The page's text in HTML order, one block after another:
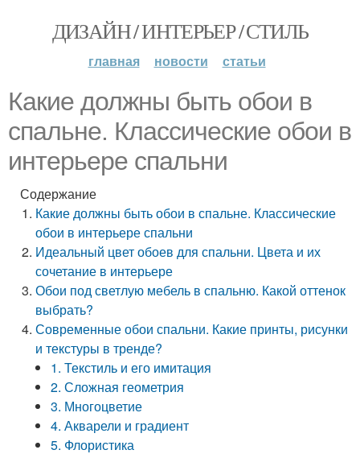
ДИЗАЙН / ИНТЕРЬЕР / СТИЛЬ
главная новости статьи
Какие должны быть обои в
спальне. Классические обои в
интерьере спальни
Содержание
Какие должны быть обои в спальне. Классические
обои в интерьере спальни
Идеальный цвет обоев для спальни. Цвета и их
сочетание в интерьере
Обои под светлую мебель в спальню. Какой оттенок
выбрать?
Современные обои спальни. Какие принты, рисунки
и текстуры в тренде?
1. Текстиль и его имитация
2. Сложная геометрия
3. Многоцветие
4. Акварели и градиент
5. Флористика